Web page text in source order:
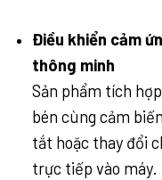
Điều khiển cảm
thông minh
Sản phẩm tích
bén cùng cảm
tắt hoặc thay đổi
trực tiếp vào máy.